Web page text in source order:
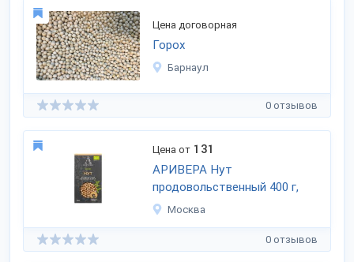
Цена договорная
Горох
Барнаул
0 отзывов
Цена от 131
АРИВЕРА Нут
продовольственный 400 г,
Москва
0 отзывов